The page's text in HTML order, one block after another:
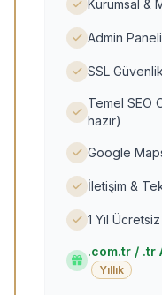
Kurumsal &
Admin
SSL
Temel SEO
hazır)
Google
İletişim &
1 Yıl
.com.tr / .tr
Yıllık